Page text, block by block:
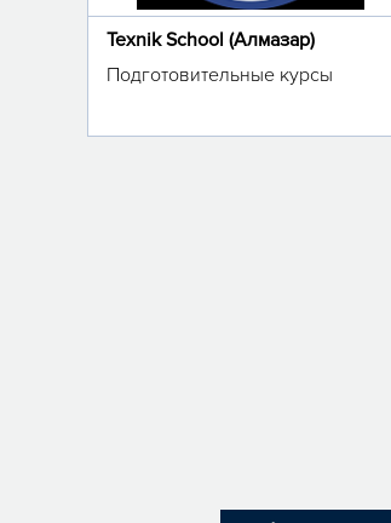
Texnik School (Алмазар)
Подготовительные курсы